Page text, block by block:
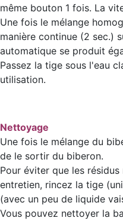
même bouton 1 fois. La
Une fois le mélange
manière continue (2 sec.)
automatique se produit
Passez la tige sous l'eau
utilisation.
Nettoyage
Une fois le mélange du
de le sortir du biberon.
Pour éviter que les
entretien, rincez la tige
(avec un peu de liquide
Vous pouvez nettoyer la